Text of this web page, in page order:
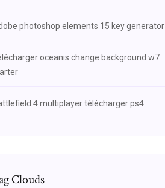
photoshop elements 15 key generator
oceanis change background w7
4 multiplayer télécharger ps4
Clouds